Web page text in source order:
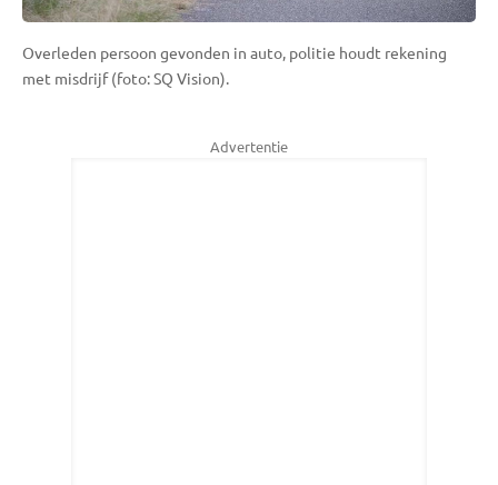
Overleden persoon gevonden in auto, politie houdt rekening
met misdrijf (foto: SQ Vision).
Advertentie